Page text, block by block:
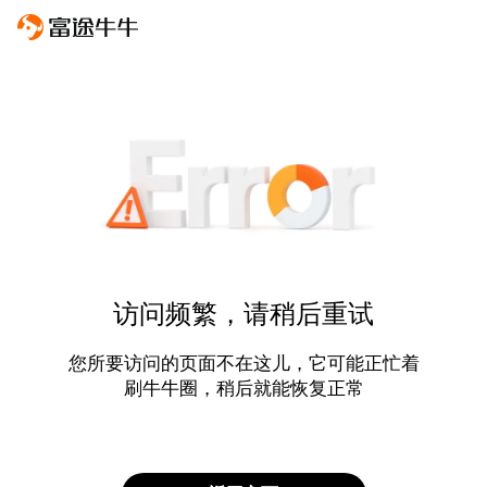
访问频繁，请稍后重试
您所要访问的页面不在这儿，它可能正忙着
刷牛牛圈，稍后就能恢复正常